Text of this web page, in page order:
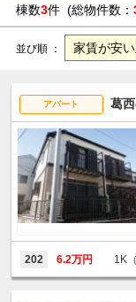
棟数3件 (総物件数：
並び順 ：
アパート 葛
202 6.2万円 1K